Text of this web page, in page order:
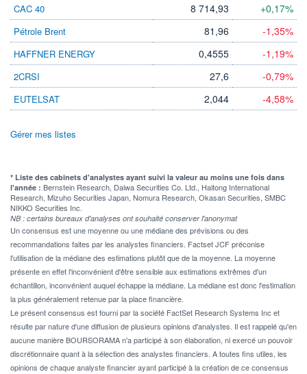
CAC 40
8 714,93 +0,17%
Pétrole Brent 81,96 -1,35%
HAFFNER ENERGY 0,4555 -1,19%
2CRSI 27,6 -0,79%
EUTELSAT 2,044 -4,58%
Gérer mes listes
* Liste des cabinets d'analystes ayant suivi la valeur au moins une fois dans
l'année : Bernstein Research, Daiwa Securities Co. Ltd., Haitong International
Research, Mizuho Securities Japan, Nomura Research, Okasan Securities, SMBC
NIKKO Securities Inc.
NB : certains bureaux d'analyses ont souhaité conserver l'anonymat
Un consensus est une moyenne ou une médiane des prévisions ou des
recommandations faites par les analystes financiers. Factset JCF préconise
l'utilisation de la médiane des estimations plutôt que de la moyenne. La moyenne
présente en effet l'inconvénient d'être sensible aux estimations extrêmes d'un
échantillon, inconvénient auquel échappe la médiane. La médiane est donc l'estimation
la plus généralement retenue par la place financière.
Le présent consensus est fourni par la société FactSet Research Systems Inc et
résulte par nature d'une diffusion de plusieurs opinions d'analystes. Il est rappelé qu'en
aucune manière BOURSORAMA n'a participé à son élaboration, ni exercé un pouvoir
discrétionnaire quant à la sélection des analystes financiers. A toutes fins utiles, les
opinions de chaque analyste financier ayant participé à la création de ce consensus